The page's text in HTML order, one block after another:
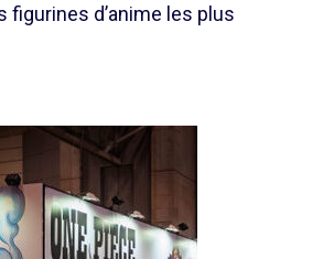
figurines d’anime les plus